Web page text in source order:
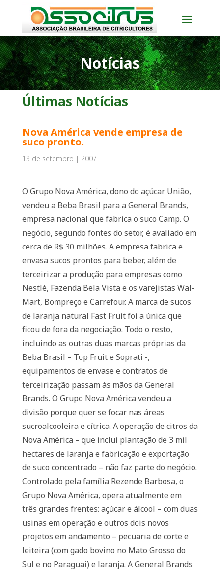
Notícias
Últimas Notícias
Nova América vende empresa de
suco pronto.
13 de setembro | 2007
O Grupo Nova América, dono do açúcar União,
vendeu a Beba Brasil para a General Brands,
empresa nacional que fabrica o suco Camp. O
negócio, segundo fontes do setor, é avaliado em
cerca de R$ 30 milhões. A empresa fabrica e
envasa sucos prontos para beber, além de
terceirizar a produção para empresas como
Nestlé, Fazenda Bela Vista e os varejistas Wal-
Mart, Bompreço e Carrefour. A marca de sucos
de laranja natural Fast Fruit foi a única que
ficou de fora da negociação. Todo o resto,
incluindo as outras duas marcas próprias da
Beba Brasil – Top Fruit e Soprati -,
equipamentos de envase e contratos de
terceirização passam às mãos da General
Brands. O Grupo Nova América vendeu a
divisão porque quer se focar nas áreas
sucroalcooleira e cítrica. A operação de citros da
Nova América – que inclui plantação de 3 mil
hectares de laranja e fabricação e exportação
de suco concentrado – não faz parte do negócio.
Controlado pela família Rezende Barbosa, o
Grupo Nova América, opera atualmente em
três grandes frentes: açúcar e álcool – com duas
usinas em operação e outros dois novos
projetos em andamento – pecuária de corte e
leiteira (com gado bovino no Mato Grosso do
Sul e no Paraguai) e laranja. A General Brands